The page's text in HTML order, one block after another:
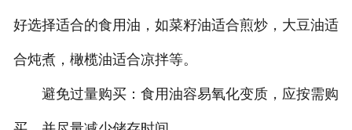
好选择适合的食用油，如菜籽油适合煎炒，大豆油适
合炖煮，橄榄油适合凉拌等。
避免过量购买：食用油容易氧化变质，应按需购